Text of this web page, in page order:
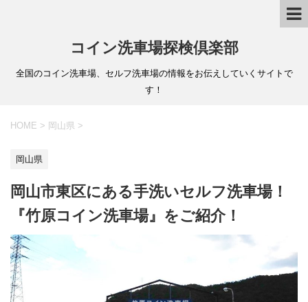
コイン洗車場探検倶楽部
全国のコイン洗車場、セルフ洗車場の情報をお伝えしていくサイトで
す！
HOME > 岡山県 >
岡山県
岡山市東区にある手洗いセルフ洗車場！
『竹原コイン洗車場』をご紹介！